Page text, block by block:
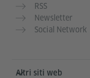
RSS
Newsletter
Social Network
Altri siti web